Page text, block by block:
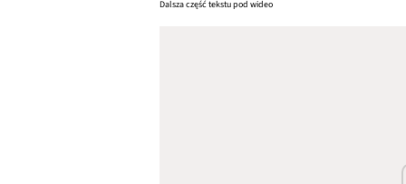
Dalsza część tekstu pod wideo